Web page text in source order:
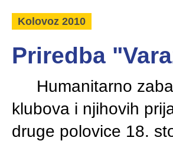
Kolovoz 2010
Priredba
Humanitarno
klubova i njihovih
druge polovice 18.